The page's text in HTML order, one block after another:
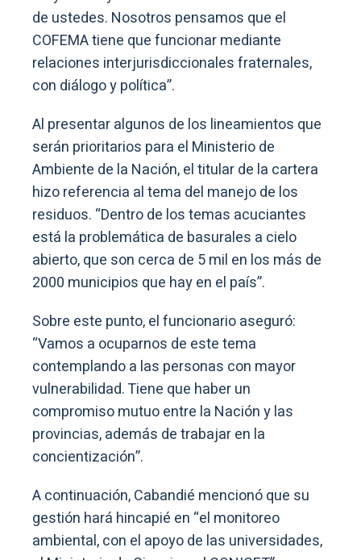
de ustedes. Nosotros pensamos que el
COFEMA tiene que funcionar mediante
relaciones interjurisdiccionales fraternales,
con diálogo y política”.
Al presentar algunos de los lineamientos que
serán prioritarios para el Ministerio de
Ambiente de la Nación, el titular de la cartera
hizo referencia al tema del manejo de los
residuos. “Dentro de los temas acuciantes
está la problemática de basurales a cielo
abierto, que son cerca de 5 mil en los más de
2000 municipios que hay en el país”.
Sobre este punto, el funcionario aseguró:
“Vamos a ocuparnos de este tema
contemplando a las personas con mayor
vulnerabilidad. Tiene que haber un
compromiso mutuo entre la Nación y las
provincias, además de trabajar en la
concientización”.
A continuación, Cabandié mencionó que su
gestión hará hincapié en “el monitoreo
ambiental, con el apoyo de las universidades,